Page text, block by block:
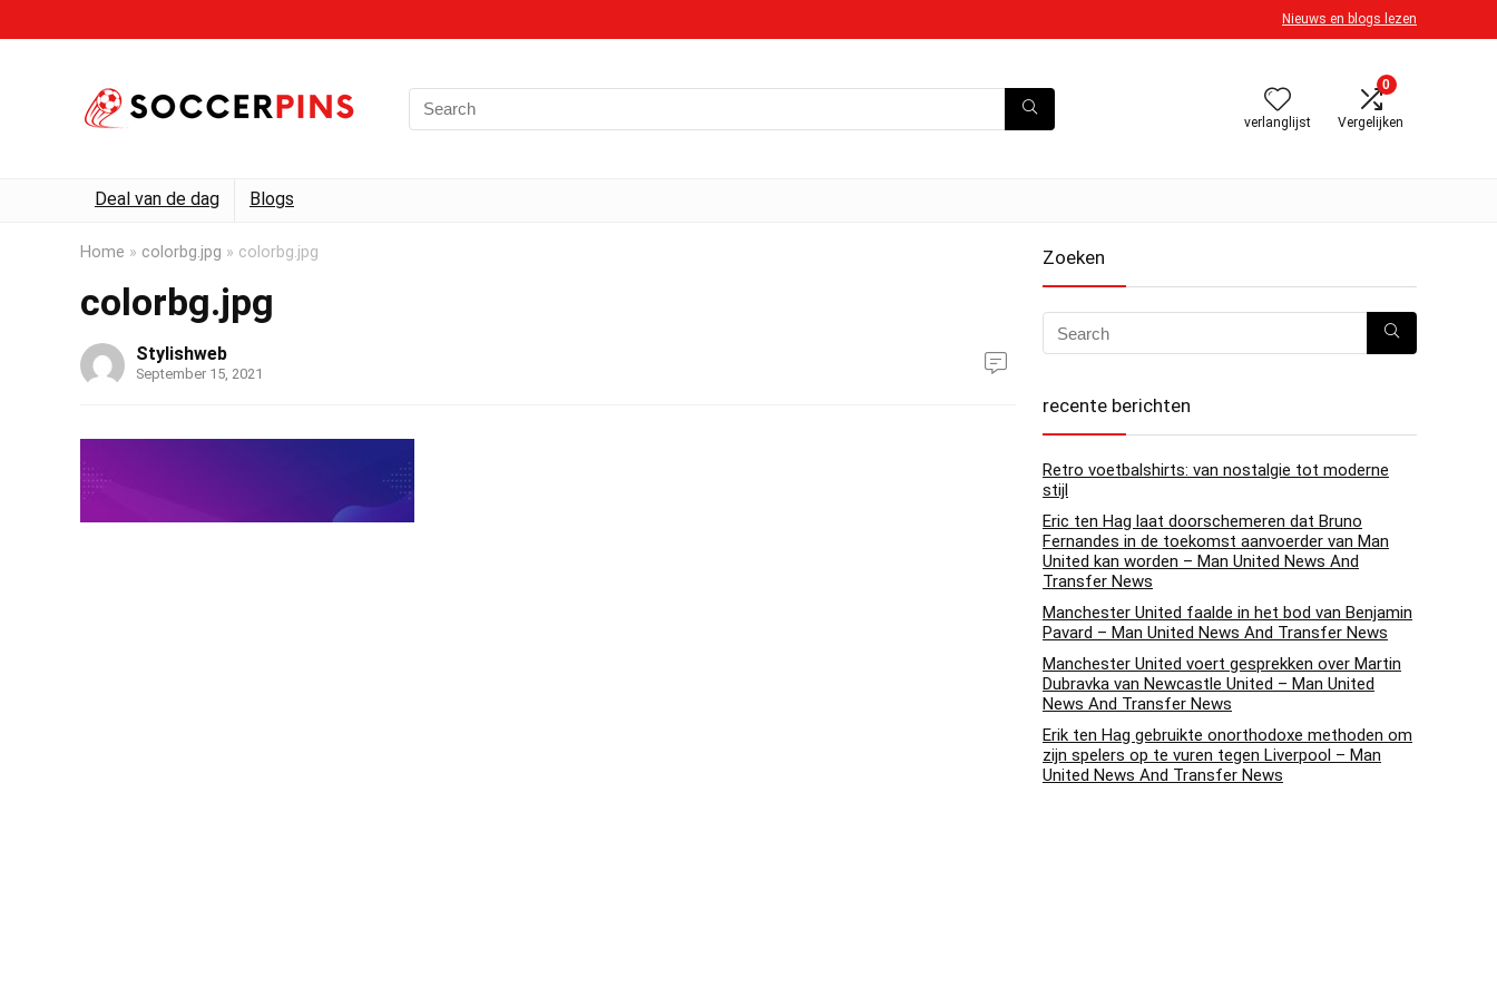
Nieuws en blogs lezen
verlanglijst
0
Vergelijken
Deal van de dag Blogs
Home » colorbg.jpg » colorbg.jpg
colorbg.jpg
Stylishweb
September 15, 2021
Zoeken
recente berichten
Retro voetbalshirts: van nostalgie tot moderne
stijl
Eric ten Hag laat doorschemeren dat Bruno
Fernandes in de toekomst aanvoerder van Man
United kan worden – Man United News And
Transfer News
Manchester United faalde in het bod van Benjamin
Pavard – Man United News And Transfer News
Manchester United voert gesprekken over Martin
Dubravka van Newcastle United – Man United
News And Transfer News
Erik ten Hag gebruikte onorthodoxe methoden om
zijn spelers op te vuren tegen Liverpool – Man
United News And Transfer News